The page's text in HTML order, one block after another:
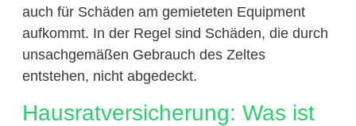
auch für Schäden am gemieteten Equipment
aufkommt. In der Regel sind Schäden, die durch
unsachgemäßen Gebrauch des Zeltes
entstehen, nicht abgedeckt.
Hausratversicherung: Was ist